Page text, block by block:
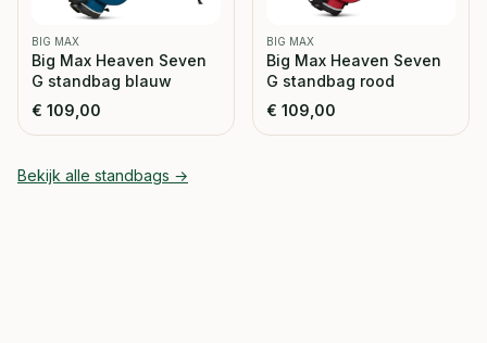
BIG MAX
Big Max Heaven Seven
G standbag blauw
€ 109,00
BIG MAX
Big Max Heaven Seven
G standbag rood
€ 109,00
Bekijk alle standbags →